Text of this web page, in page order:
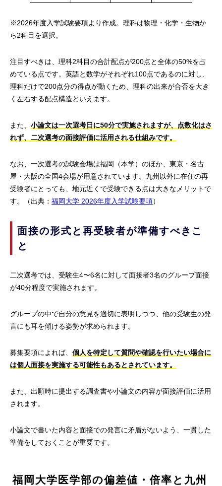
※2026年度入学試験要項より作成。理科は物理・化学・生物か
ら2科目を選択。
注目すべきは、理科2科目の合計配点が200点と全体の50%を占
めている点です。英語と数学がそれぞれ100点であるのに対し、
理科だけで200点分の得点が動くため、理科の出来が合否を大き
く左右する配点構造といえます。
また、 小論文は一次選考日に50分で実施されますが、点数化はさ
れず、二次選考の面接評価に活用される仕組みです。
なお、一次選考の試験会場は福岡（本学）のほか、東京・名古
屋・大阪の全国4会場が用意されています。九州以外に在住の再
受験者にとっても、地元近くで受験できる点は大きなメリットで
す。（出典： 福岡大学 2026年度入学試験要項）
面接の形式と再受験者が準備すべきこ
と
二次選考では、受験生4〜6名に対して面接者3名のグループ面接
が40分程度で実施されます。
グループの中で自分の意見を適切に表明しつつ、他の受験生の発
言にも耳を傾ける姿勢が求められます。
募集要項によれば、 個人を特定して質問や確認を行いたい場合に
は個人面接を実施する可能性もあるとされています。
また、出願時に提出する調査書や小論文の内容が面接評価に活用
されます。
小論文で書いた内容と面接での発言に矛盾がないよう、一貫した
準備をしておくことが重要です。
福岡大学医学部の偏差値・倍率と九州